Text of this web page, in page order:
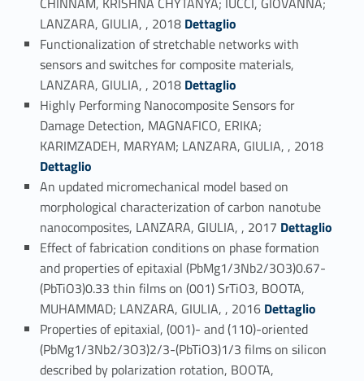
LANZARA, GIULIA, , 2018 Link identifier #identifier_person_26185-10
Dettaglio
Functionalization of stretchable networks with
sensors and switches for composite materials,
LANZARA, GIULIA, , 2018 Link identifier #identifier_person_180439-11
Dettaglio
Highly Performing Nanocomposite Sensors for
Damage Detection, MAGNAFICO, ERIKA;
KARIMZADEH, MARYAM; LANZARA, GIULIA, , 2018
Dettaglio
An updated micromechanical model based on
morphological characterization of carbon nanotube
nanocomposites, LANZARA, GIULIA, , 2017 Link identifier #identifier_person_21796-13
Dettaglio
Effect of fabrication conditions on phase formation
and properties of epitaxial (PbMg1/3Nb2/3O3)0.67-
(PbTiO3)0.33 thin films on (001) SrTiO3, BOOTA,
MUHAMMAD; LANZARA, GIULIA, , 2016 Link identifier #identifier_person_92593-14
Dettaglio
Properties of epitaxial, (001)- and (110)-oriented
(PbMg1/3Nb2/3O3)2/3-(PbTiO3)1/3 films on silicon
described by polarization rotation, BOOTA,